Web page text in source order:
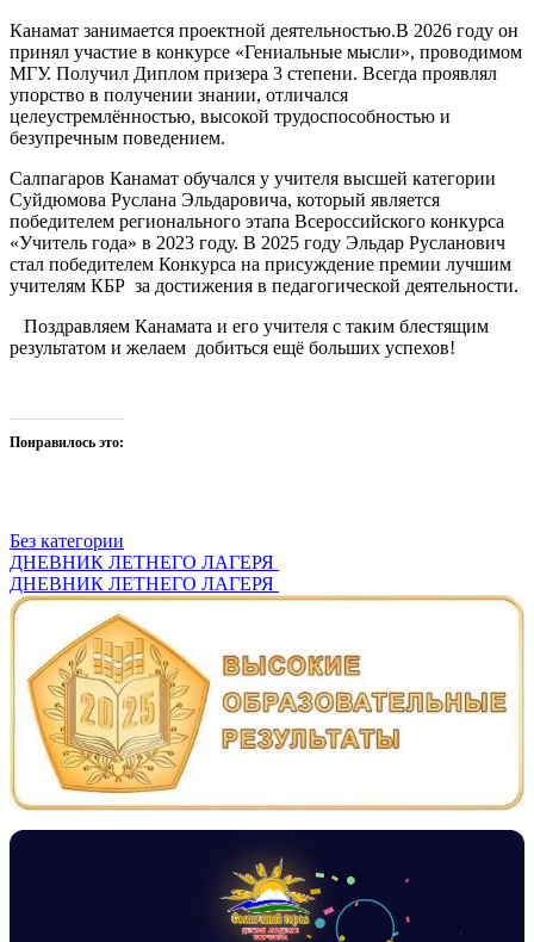
Канамат занимается проектной деятельностью.В 2026 году он
принял участие в конкурсе «Гениальные мысли», проводимом
МГУ. Получил Диплом призера 3 степени. Всегда проявлял
упорство в получении знании, отличался
целеустремлённостью, высокой трудоспособностью и
безупречным поведением.
Салпагаров Канамат обучался у учителя высшей категории
Суйдюмова Руслана Эльдаровича, который является
победителем регионального этапа Всероссийского конкурса
«Учитель года» в 2023 году. В 2025 году Эльдар Русланович
стал победителем Конкурса на присуждение премии лучшим
учителям КБР за достижения в педагогической деятельности.
Поздравляем Канамата и его учителя с таким блестящим
результатом и желаем добиться ещё больших успехов!
Понравилось это:
Без категории
Навигация
по
записям
ДНЕВНИК ЛЕТНЕГО ЛАГЕРЯ
ДНЕВНИК ЛЕТНЕГО ЛАГЕРЯ